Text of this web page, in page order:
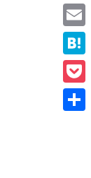
Email